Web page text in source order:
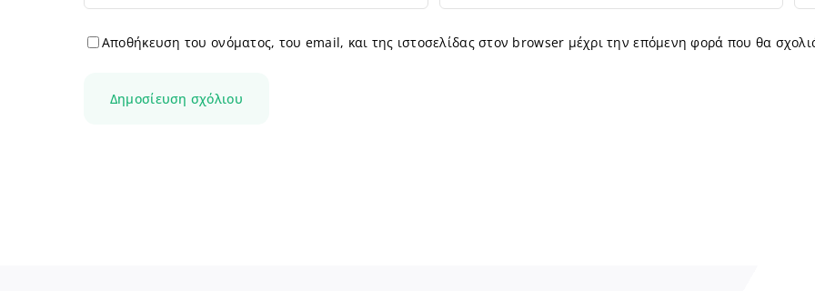
Αποθήκευση του ονόματος, του email, και της ιστοσελίδας στον browser μέχρι την επόμενη φορά που θα